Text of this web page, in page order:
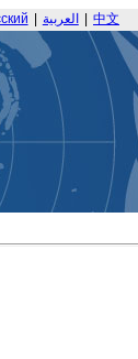
العربية 中文